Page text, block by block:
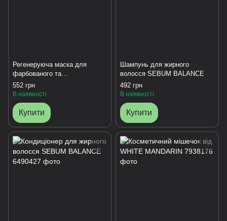
Регенеруюча маска для
фарбованого та
пошкодженого волосся
«MASK PROTECT»
552 грн
В наявності
Купити
Шампунь для жирного
волосся SEBUM BALANCE
492 грн
В наявності
Купити